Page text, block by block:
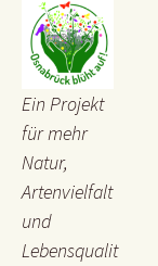
Ein Projekt
für mehr
Natur,
Artenvielfalt
und
Lebensqualit